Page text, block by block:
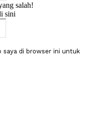
salah!
sini
saya di browser ini untuk